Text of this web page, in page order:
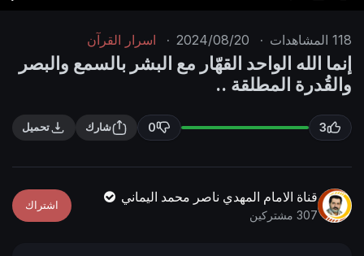
y
u
t
e
s
I
P
n
t
e
r
f
l
s
118 المشاهدات ·
2024/08/20
· اسرار القرآن
إنما الله الواحد القهّار مع البشر بالسمع والبصر
والقُدرة المطلقة ..
3
0 شارك تحميل
قناة الامام المهدي ناصر محمد اليماني
307 مشتركين
اشتراك